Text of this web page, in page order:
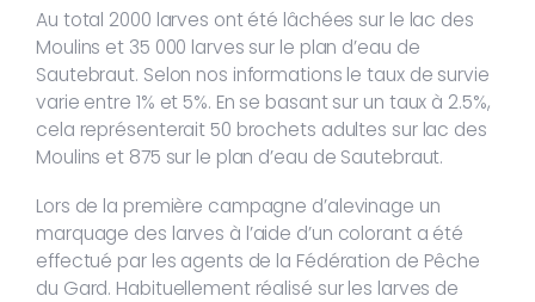
Au total 2000 larves ont été lâchées sur le lac des
Moulins et 35 000 larves sur le plan d’eau de
Sautebraut. Selon nos informations le taux de survie
varie entre 1% et 5%. En se basant sur un taux à 2.5%,
cela représenterait 50 brochets adultes sur lac des
Moulins et 875 sur le plan d’eau de Sautebraut.
Lors de la première campagne d’alevinage un
marquage des larves à l’aide d’un colorant a été
effectué par les agents de la Fédération de Pêche
du Gard. Habituellement réalisé sur les larves de